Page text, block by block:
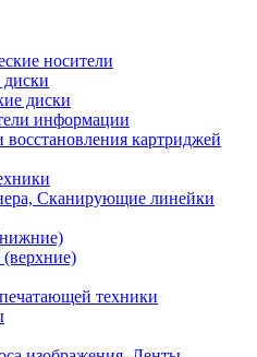
носители
диски
информации
восстановления картриджей
Сканирующие линейки
техники